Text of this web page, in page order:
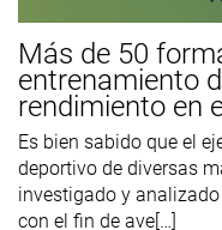
Más de 50
entrenamiento
rendimiento en
Es bien sabido que el
deportivo de diversas
investigado y
con el fin de ave[…]